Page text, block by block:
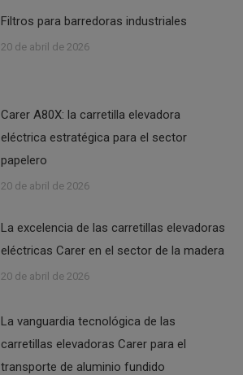
Filtros para barredoras industriales
20 de abril de 2026
Carer A80X: la carretilla elevadora
eléctrica estratégica para el sector
papelero
20 de abril de 2026
La excelencia de las carretillas elevadoras
eléctricas Carer en el sector de la madera
20 de abril de 2026
La vanguardia tecnológica de las
carretillas elevadoras Carer para el
transporte de aluminio fundido